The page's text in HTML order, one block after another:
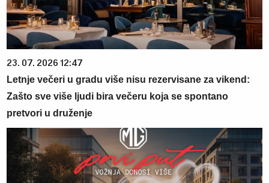
23. 07. 2026 12:47
Letnje večeri u gradu više nisu rezervisane za vikend:
Zašto sve više ljudi bira večeru koja se spontano
pretvori u druženje